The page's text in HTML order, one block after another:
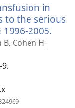
in
to the serious
2005.
B, Cohen H;
9.